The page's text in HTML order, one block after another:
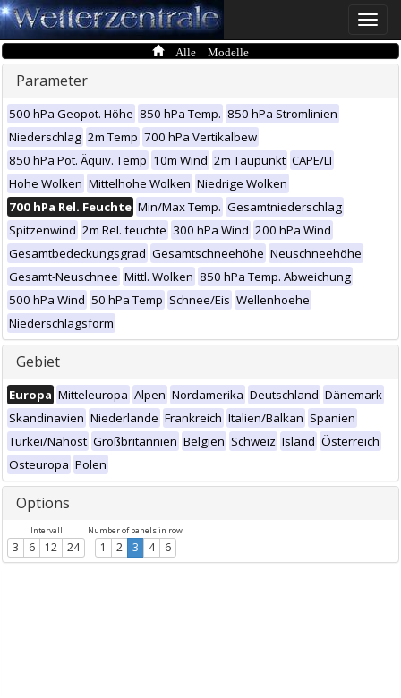
Toggle
Alle Modelle
Parameter
500 hPa Geopot. Höhe 850 hPa Temp. 850 hPa Stromlinien
Niederschlag 2m Temp 700 hPa Vertikalbew
850 hPa Pot. Äquiv. Temp 10m Wind 2m Taupunkt CAPE/LI
Hohe Wolken Mittelhohe Wolken Niedrige Wolken
700 hPa Rel. Feuchte Min/Max Temp. Gesamtniederschlag
Spitzenwind 2m Rel. feuchte 300 hPa Wind 200 hPa Wind
Gesamtbedeckungsgrad Gesamtschneehöhe Neuschneehöhe
Gesamt-Neuschnee Mittl. Wolken 850 hPa Temp. Abweichung
500 hPa Wind 50 hPa Temp Schnee/Eis Wellenhoehe
Niederschlagsform
Gebiet
Europa Mitteleuropa Alpen Nordamerika Deutschland Dänemark
Skandinavien Niederlande Frankreich Italien/Balkan Spanien
Türkei/Nahost Großbritannien Belgien Schweiz Island Österreich
Osteuropa Polen
Options
Intervall
3 6 12 24
Number of panels in row
1 2 3 4 6